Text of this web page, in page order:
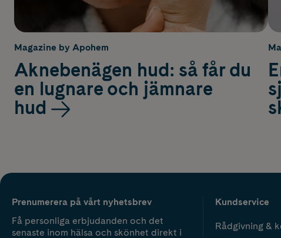
Magazine by Apohem
Aknebenägen hud: så får du
en lugnare och jämnare
hud
Prenumerera på vårt nyhetsbrev
Få personliga erbjudanden och det
senaste inom hälsa och skönhet direkt i
Kundservice
Rådgivning &